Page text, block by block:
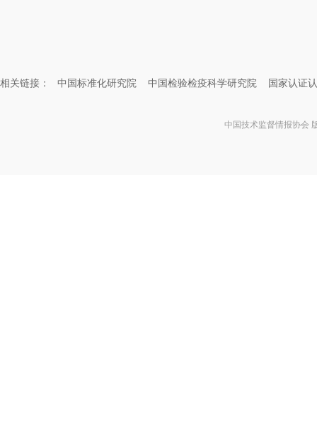
相关链接： 中国标准化研究院 中国检验检疫科学研究院 国家认证
中国技术监督情报协会